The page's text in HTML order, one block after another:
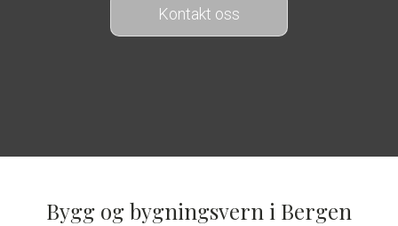
Kontakt oss
Bygg og bygningsvern i Bergen